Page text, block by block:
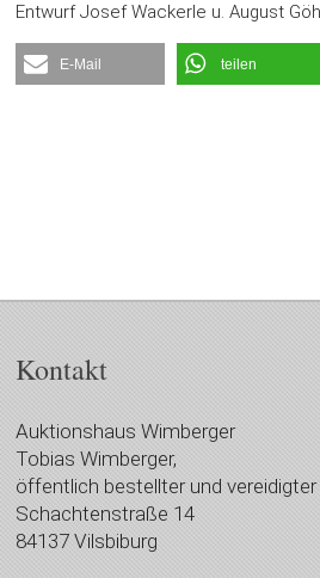
Entwurf Josef Wackerle u. August
E-Mail teilen
Kontakt
Auktionshaus Wimberger
Tobias Wimberger,
öffentlich bestellter und
Schachtenstraße 14
84137 Vilsbiburg